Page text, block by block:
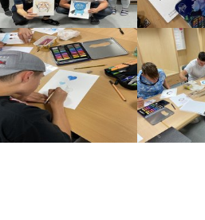
larger version Show